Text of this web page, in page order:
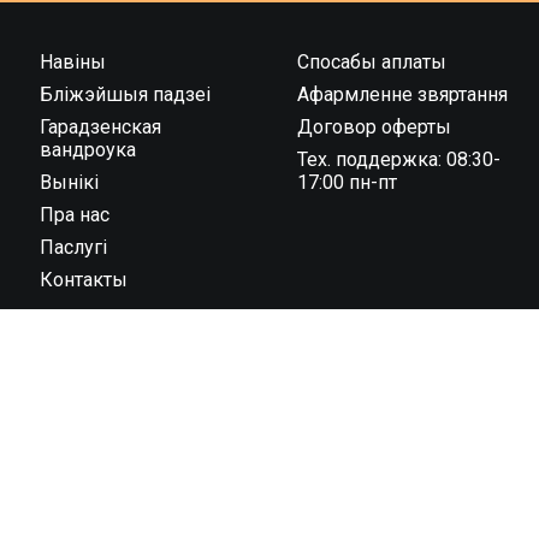
Навіны
Бліжэйшыя падзеі
Гарадзенская
вандроука
Вынікі
Пра нас
Паслугі
Контакты
Спосабы аплаты
Афармленне звяртання
Договор оферты
Тех. поддержка: 08:30-
17:00 пн-пт